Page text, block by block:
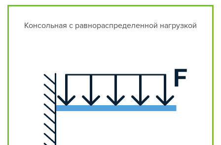
Консольная с равнораспределенной нагрузкой